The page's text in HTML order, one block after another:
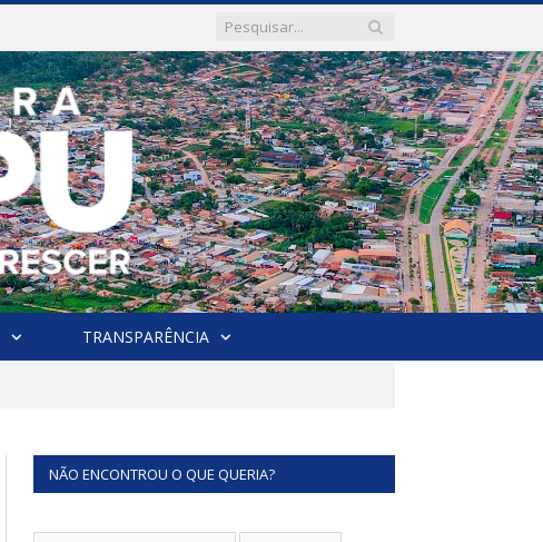
TRANSPARÊNCIA
NÃO ENCONTROU O QUE QUERIA?